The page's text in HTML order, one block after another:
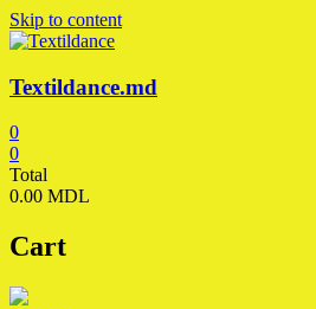
Skip to content
Textildance.md
0
0
Total
0.00 MDL
Cart